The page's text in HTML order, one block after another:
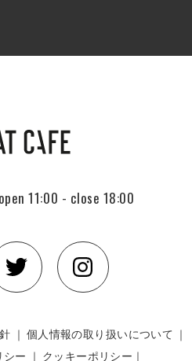
open 11:00 - close 18:00
｜ 個人情報の取り扱いについて ｜
ー ｜ クッキーポリシー｜